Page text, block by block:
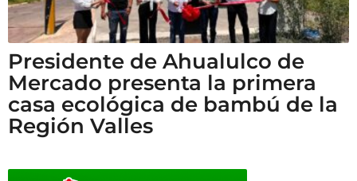
Presidente de Ahualulco de
Mercado presenta la primera
casa ecológica de bambú de la
Región Valles